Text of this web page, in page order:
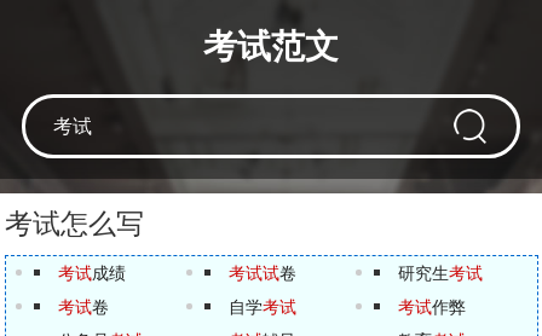
考试范文
考试怎么写
考试成绩 考试试卷 研究生考试
考试卷 自学考试 考试作弊